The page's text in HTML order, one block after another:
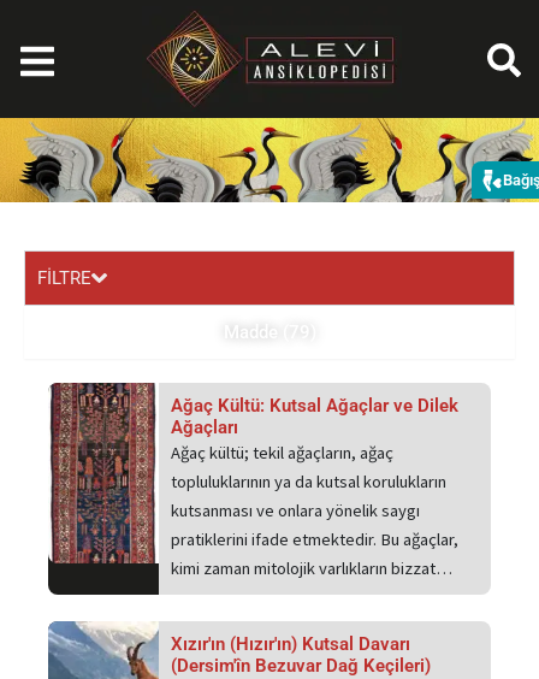
atla
FİLTRE
Madde (79)
Ağaç Kültü: Kutsal Ağaçlar ve Dilek
Ağaçları
Ağaç kültü; tekil ağaçların, ağaç
topluluklarının ya da kutsal korulukların
kutsanması ve onlara yönelik saygı
pratiklerini ifade etmektedir. Bu ağaçlar,
kimi zaman mitolojik varlıkların bizzat…
Xızır'ın (Hızır'ın) Kutsal Davarı
(Dersim'în Bezuvar Dağ Keçileri)
Sayfa Sayfa Sayfa Sayfa